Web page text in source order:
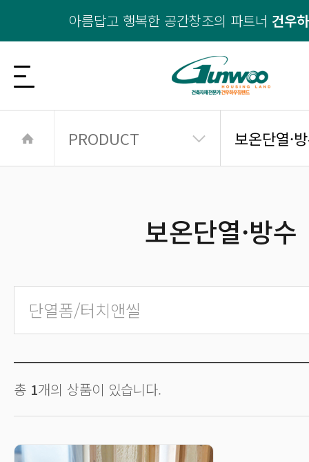
아름답고 행복한 공간창조의 파트너 건우
PRODUCT 보온단열·
보온단열·방수
단열폼/터치앤씰
총 1개의 상품이 있습니다.